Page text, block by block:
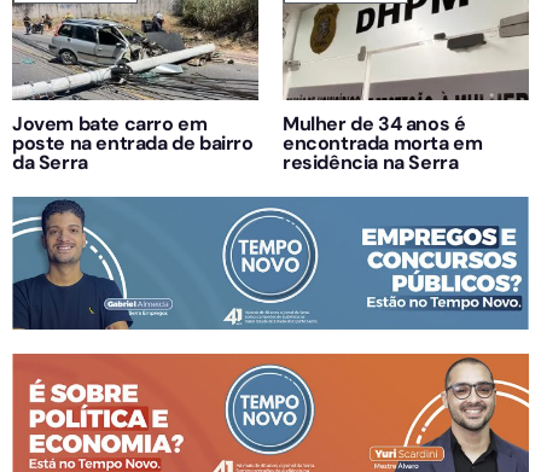
Jovem bate carro em
poste na entrada de bairro
da Serra
Mulher de 34 anos é
encontrada morta em
residência na Serra